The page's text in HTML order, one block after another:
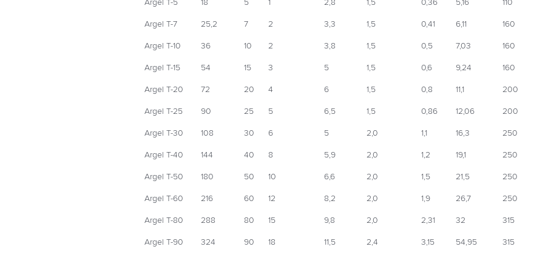
Argel T-5 18 5 1 2,8 1,5 0,36 5,16 110
Argel T-7 25,2 7 2 3,3 1,5 0,41 6,11 160
Argel T-10 36 10 2 3,8 1,5 0,5 7,03 160
Argel T-15 54 15 3 5 1,5 0,6 9,24 160
Argel T-20 72 20 4 6 1,5 0,8 11,1 200
Argel T-25 90 25 5 6,5 1,5 0,86 12,06 200
Argel T-30 108 30 6 5 2,0 1,1 16,3 250
Argel T-40 144 40 8 5,9 2,0 1,2 19,1 250
Argel T-50 180 50 10 6,6 2,0 1,5 21,5 250
Argel T-60 216 60 12 8,2 2,0 1,9 26,7 250
Argel T-80 288 80 15 9,8 2,0 2,31 32 315
Argel T-90 324 90 18 11,5 2,4 3,15 54,95 315